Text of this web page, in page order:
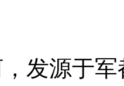
，发源于